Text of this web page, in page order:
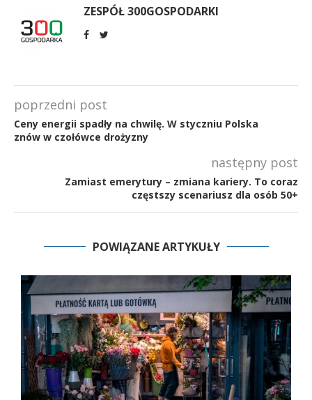
ZESPÓŁ 300GOSPODARKI
poprzedni post
Ceny energii spadły na chwilę. W styczniu Polska
znów w czołówce drożyzny
następny post
Zamiast emerytury – zmiana kariery. To coraz
częstszy scenariusz dla osób 50+
POWIĄZANE ARTYKUŁY